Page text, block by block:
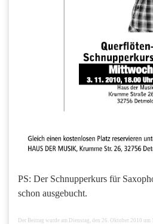
PS: Der Schnupperkurs für
schon ausgebucht.
Der Beitrag wurde am Dienstag, den 26. Oktober 2010